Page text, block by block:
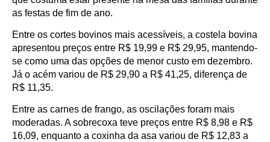
as festas de fim de ano.
Entre os cortes bovinos mais acessíveis, a costela bovina
apresentou preços entre R$ 19,99 e R$ 29,95, mantendo-
se como uma das opções de menor custo em dezembro.
Já o acém variou de R$ 29,90 a R$ 41,25, diferença de
R$ 11,35.
Entre as carnes de frango, as oscilações foram mais
moderadas. A sobrecoxa teve preços entre R$ 8,98 e R$
16,09, enquanto a coxinha da asa variou de R$ 12,83 a